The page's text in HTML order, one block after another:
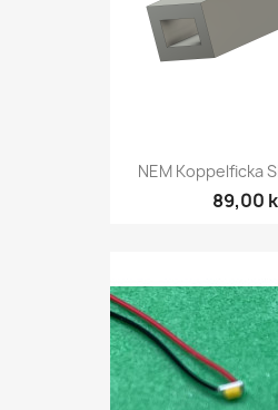
NEM Koppelficka
89,00